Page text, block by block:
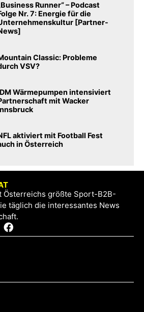
Runner“ – Podcast
Nr. 7: Energie für die
[Partner-
Classic: Probleme
VSV?
Wärmepumpen intensiviert
mit Wacker
aktiviert mit Football Fest
in Österreich
Österreichs größte Sport-B2B-
täglich die interessantes News